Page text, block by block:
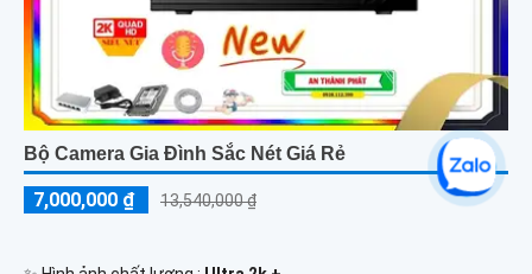
Bộ Camera Gia Đình Sắc Nét Giá Rẻ
7,000,000 ₫ 13,540,000 ₫